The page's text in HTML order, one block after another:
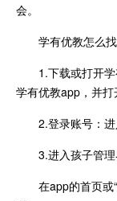
会。
学有优教怎么
1.下载或打开
学有优教app，并打
2.登录账号：进
3.进入孩子管理
在app的首页或